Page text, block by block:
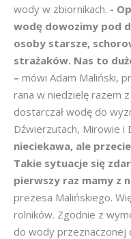
wody w zbiornikach. -
wodę dowozimy pod
osoby starsze,
strażaków. Nas to
– mówi Adam Maliński,
rana w niedzielę razem
dostarczał wodę do
Dźwierzutach, Mirowie i
nieciekawa, ale
Takie sytuacje się
pierwszy raz mamy z
prezesa Malińskiego.
rolników. Zgodnie z
do wody przeznaczonej